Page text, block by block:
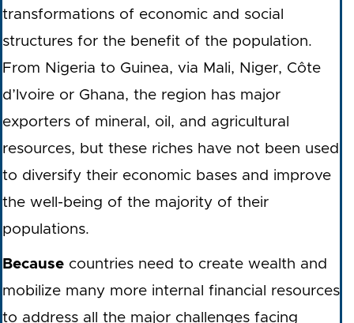
transformations of economic and social
structures for the benefit of the population.
From Nigeria to Guinea, via Mali, Niger, Côte
d’Ivoire or Ghana, the region has major
exporters of mineral, oil, and agricultural
resources, but these riches have not been used
to diversify their economic bases and improve
the well-being of the majority of their
populations.
Because countries need to create wealth and
mobilize many more internal financial resources
to address all the major challenges facing